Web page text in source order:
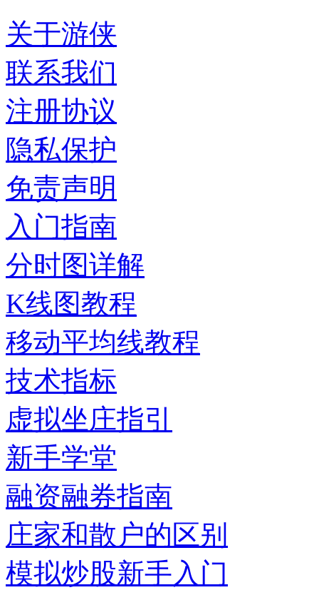
关于游侠
联系我们
注册协议
隐私保护
免责声明
入门指南
分时图详解
K线图教程
移动平均线教程
技术指标
虚拟坐庄指引
新手学堂
融资融券指南
庄家和散户的区别
模拟炒股新手入门